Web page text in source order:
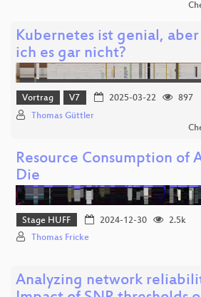
Kubernetes ist genial,
ich es gar nicht?
Vortrag V7 2025-03-22
897
Thomas Güttler
Resource Consumption of
Die
Stage HUFF 2024-12-30
2.5k
Thomas Fricke
Analyzing network